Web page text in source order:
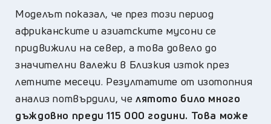
Моделът показал, че през този период
африканските и азиатските мусони се
придвижили на север, а това довело до
значителни валежи в Близкия изток през
летните месеци. Резултатите от изотопния
анализ потвърдили, че лятото било много
дъждовно преди 115 000 години. Това може